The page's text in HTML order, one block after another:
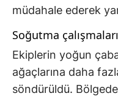
müdahale ederek
Soğutma
Ekiplerin yoğun
ağaçlarına daha
söndürüldü. Bölgede